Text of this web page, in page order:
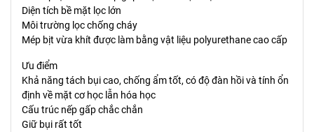
Diện tích bề mặt lọc lớn
Môi trường lọc chống cháy
Mép bịt vừa khít được làm bằng vật liệu polyurethane cao cấp
Ưu điểm
Khả năng tách bụi cao, chống ẩm tốt, có độ đàn hồi và tính ổn
định về mặt cơ học lẫn hóa học
Cấu trúc nếp gấp chắc chắn
Giữ bụi rất tốt